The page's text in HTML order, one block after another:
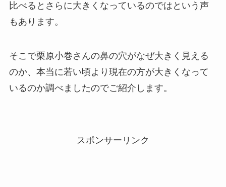
比べるとさらに大きくなっているのではという声
もあります。
そこで栗原小巻さんの鼻の穴がなぜ大きく見える
のか、本当に若い頃より現在の方が大きくなって
いるのか調べましたのでご紹介します。
スポンサーリンク